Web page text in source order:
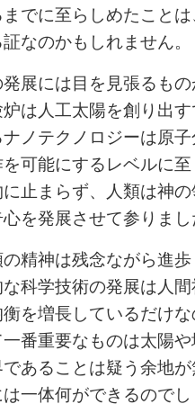
でに至らしめたこと
なのかもしれません。
展には目を見張るも
は人工太陽を創り出
ノテクノロジーは原
可能にするレベルに
止まらず、人類は神
を発展させて参りま
精神は残念ながら進
科学技術の発展は人
を増長しているだけ
番重要なものは太陽
あることは疑う余地
一体何ができるので